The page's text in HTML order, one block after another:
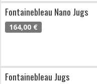
Fontainebleau Nano Jugs
164,00 €
Fontainebleau Jugs